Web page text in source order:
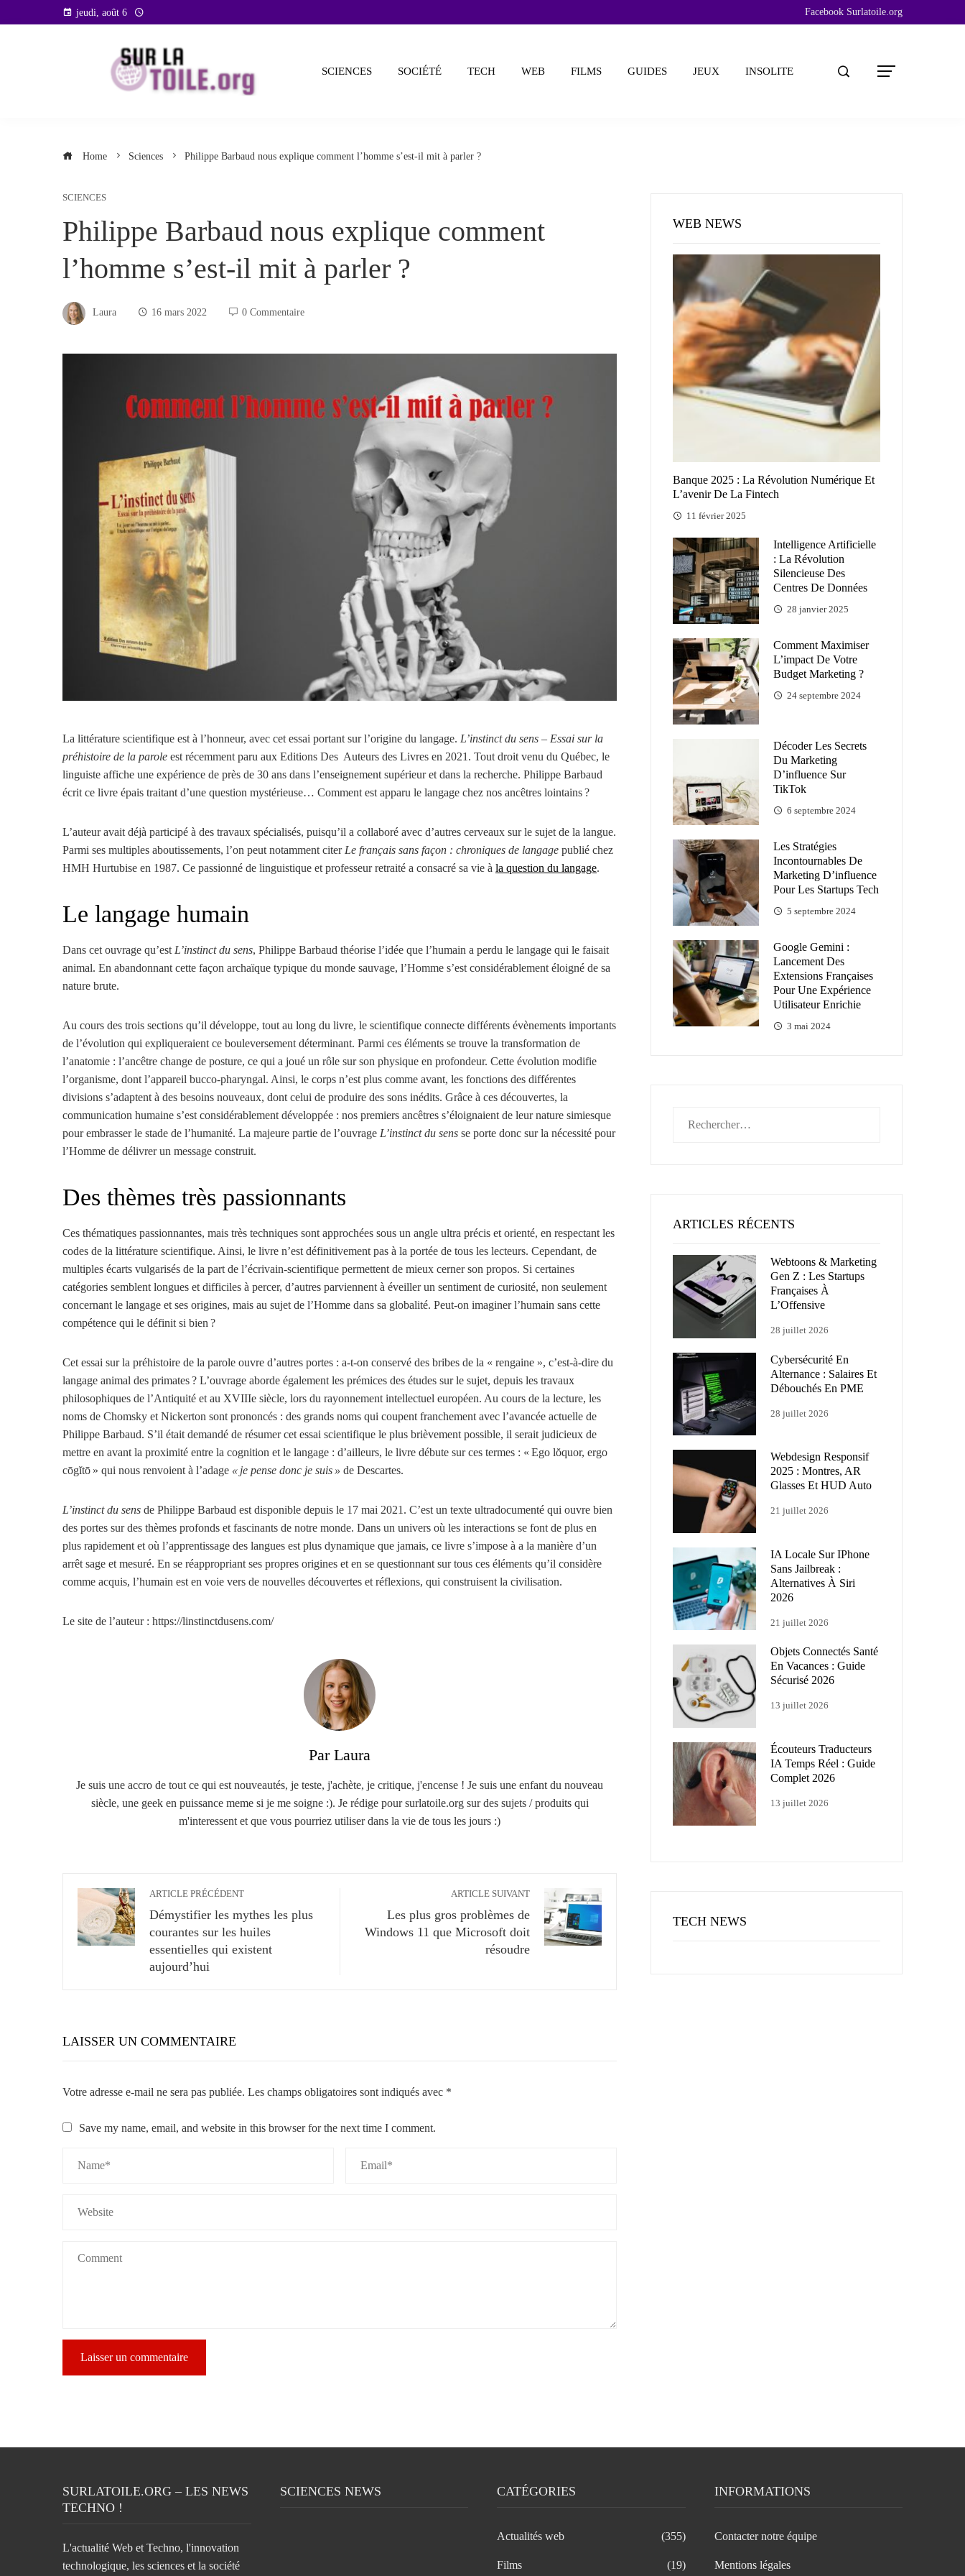
to
jeudi, août 6 Facebook Surlatoile.org
SCIENCES SOCIÉTÉ TECH WEB FILMS GUIDES JEUX INSOLITE
Home Sciences Philippe Barbaud nous explique comment l’homme s’est-il mit à parler ?
SCIENCES
Philippe Barbaud nous explique comment
l’homme s’est-il mit à parler ?
Laura 16 mars 2022 0 Commentaire
La littérature scientifique est à l’honneur, avec cet essai portant sur l’origine du langage. L’instinct du sens – Essai sur la
préhistoire de la parole est récemment paru aux Editions Des Auteurs des Livres en 2021. Tout droit venu du Québec, le
linguiste affiche une expérience de près de 30 ans dans l’enseignement supérieur et dans la recherche. Philippe Barbaud
écrit ce livre épais traitant d’une question mystérieuse… Comment est apparu le langage chez nos ancêtres lointains ?
L’auteur avait déjà participé à des travaux spécialisés, puisqu’il a collaboré avec d’autres cerveaux sur le sujet de la langue.
Parmi ses multiples aboutissements, l’on peut notamment citer Le français sans façon : chroniques de langage publié chez
HMH Hurtubise en 1987. Ce passionné de linguistique et professeur retraité a consacré sa vie à la question du langage.
Le langage humain
Dans cet ouvrage qu’est L’instinct du sens, Philippe Barbaud théorise l’idée que l’humain a perdu le langage qui le faisait
animal. En abandonnant cette façon archaïque typique du monde sauvage, l’Homme s’est considérablement éloigné de sa
nature brute.
Au cours des trois sections qu’il développe, tout au long du livre, le scientifique connecte différents évènements importants
de l’évolution qui expliqueraient ce bouleversement déterminant. Parmi ces éléments se trouve la transformation de
l’anatomie : l’ancêtre change de posture, ce qui a joué un rôle sur son physique en profondeur. Cette évolution modifie
l’organisme, dont l’appareil bucco-pharyngal. Ainsi, le corps n’est plus comme avant, les fonctions des différentes
divisions s’adaptent à des besoins nouveaux, dont celui de produire des sons inédits. Grâce à ces découvertes, la
communication humaine s’est considérablement développée : nos premiers ancêtres s’éloignaient de leur nature simiesque
pour embrasser le stade de l’humanité. La majeure partie de l’ouvrage L’instinct du sens se porte donc sur la nécessité pour
l’Homme de délivrer un message construit.
Des thèmes très passionnants
Ces thématiques passionnantes, mais très techniques sont approchées sous un angle ultra précis et orienté, en respectant les
codes de la littérature scientifique. Ainsi, le livre n’est définitivement pas à la portée de tous les lecteurs. Cependant, de
multiples écarts vulgarisés de la part de l’écrivain-scientifique permettent de mieux cerner son propos. Si certaines
catégories semblent longues et difficiles à percer, d’autres parviennent à éveiller un sentiment de curiosité, non seulement
concernant le langage et ses origines, mais au sujet de l’Homme dans sa globalité. Peut-on imaginer l’humain sans cette
compétence qui le définit si bien ?
Cet essai sur la préhistoire de la parole ouvre d’autres portes : a-t-on conservé des bribes de la « rengaine », c’est-à-dire du
langage animal des primates ? L’ouvrage aborde également les prémices des études sur le sujet, depuis les travaux
philosophiques de l’Antiquité et au XVIIIe siècle, lors du rayonnement intellectuel européen. Au cours de la lecture, les
noms de Chomsky et Nickerton sont prononcés : des grands noms qui coupent franchement avec l’avancée actuelle de
Philippe Barbaud. S’il était demandé de résumer cet essai scientifique le plus brièvement possible, il serait judicieux de
mettre en avant la proximité entre la cognition et le langage : d’ailleurs, le livre débute sur ces termes : « Ego lŏquor, ergo
cōgĭtō » qui nous renvoient à l’adage « je pense donc je suis » de Descartes.
L’instinct du sens de Philippe Barbaud est disponible depuis le 17 mai 2021. C’est un texte ultradocumenté qui ouvre bien
des portes sur des thèmes profonds et fascinants de notre monde. Dans un univers où les interactions se font de plus en
plus rapidement et où l’apprentissage des langues est plus dynamique que jamais, ce livre s’impose à a la manière d’un
arrêt sage et mesuré. En se réappropriant ses propres origines et en se questionnant sur tous ces éléments qu’il considère
comme acquis, l’humain est en voie vers de nouvelles découvertes et réflexions, qui construisent la civilisation.
Le site de l’auteur : https://linstinctdusens.com/
Par Laura
Je suis une accro de tout ce qui est nouveautés, je teste, j'achète, je critique, j'encense ! Je suis une enfant du nouveau
siècle, une geek en puissance meme si je me soigne :). Je rédige pour surlatoile.org sur des sujets / produits qui
m'interessent et que vous pourriez utiliser dans la vie de tous les jours :)
ARTICLE PRÉCÉDENT
Démystifier les mythes les plus
courantes sur les huiles
essentielles qui existent
aujourd’hui
ARTICLE SUIVANT
Les plus gros problèmes de
Windows 11 que Microsoft doit
résoudre
LAISSER UN COMMENTAIRE
Votre adresse e-mail ne sera pas publiée. Les champs obligatoires sont indiqués avec *
Save my name, email, and website in this browser for the next time I comment.
WEB NEWS
Banque 2025 : La Révolution Numérique Et
L’avenir De La Fintech
11 février 2025
Intelligence Artificielle
: La Révolution
Silencieuse Des
Centres De Données
28 janvier 2025
Comment Maximiser
L’impact De Votre
Budget Marketing ?
24 septembre 2024
Décoder Les Secrets
Du Marketing
D’influence Sur
TikTok
6 septembre 2024
Les Stratégies
Incontournables De
Marketing D’influence
Pour Les Startups Tech
5 septembre 2024
Google Gemini :
Lancement Des
Extensions Françaises
Pour Une Expérience
Utilisateur Enrichie
3 mai 2024
ARTICLES RÉCENTS
Webtoons & Marketing
Gen Z : Les Startups
Françaises À
L’Offensive
28 juillet 2026
Cybersécurité En
Alternance : Salaires Et
Débouchés En PME
28 juillet 2026
Webdesign Responsif
2025 : Montres, AR
Glasses Et HUD Auto
21 juillet 2026
IA Locale Sur IPhone
Sans Jailbreak :
Alternatives À Siri
2026
21 juillet 2026
Objets Connectés Santé
En Vacances : Guide
Sécurisé 2026
13 juillet 2026
Écouteurs Traducteurs
IA Temps Réel : Guide
Complet 2026
13 juillet 2026
TECH NEWS
SURLATOILE.ORG – LES NEWS
TECHNO !
L'actualité Web et Techno, l'innovation
technologique, les sciences et la société
SCIENCES NEWS CATÉGORIES
Actualités web (355)
Films (19)
INFORMATIONS
Contacter notre équipe
Mentions légales